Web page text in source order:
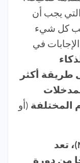
يجب أن
كل شيء
الإجابات في
طريقة أكثر
المختلفة (أو
التقليدي (ML)، تعد
من دورة